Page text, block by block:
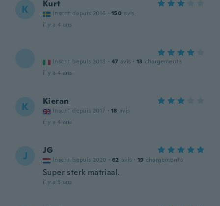
K Kurt
Inscrit depuis 2016 · 150 avis
il y a 4 ans
Inscrit depuis 2018 · 47 avis · 13 chargements
il y a 4 ans
K Kieran
Inscrit depuis 2017 · 18 avis
il y a 4 ans
J JG
Inscrit depuis 2020 · 62 avis · 19 chargements
Super sterk matriaal.
il y a 5 ans